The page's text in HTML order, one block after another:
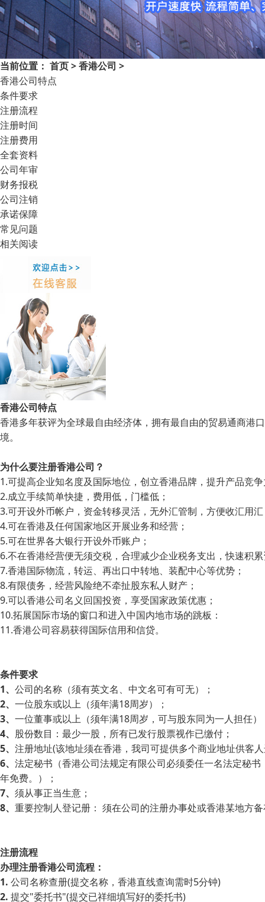
当前位置： 首页>香港公司 >
香港公司特点
条件要求
注册流程
注册时间
注册费用
全套资料
公司年审
财务报税
公司注销
承诺保障
常见问题
相关阅读
香港公司特点
香港多年获评为全球最自由经济体，拥有最自由的贸易通商港
境。
为什么要注册香港公司？
1.可提高企业知名度及国际地位，创立香港品牌，提升产品竞
2.成立手续简单快捷，费用低，门槛低；
3.可开设外币帐户，资金转移灵活，无外汇管制，方便收汇用
4.可在香港及任何国家地区开展业务和经营；
5.可在世界各大银行开设外币账户；
6.不在香港经营便无须交税，合理减少企业税务支出，快速积
7.香港国际物流，转运、再出口中转地、装配中心等优势；
8.有限债务，经营风险绝不牵扯股东私人财产；
9.可以香港公司名义回国投资，享受国家政策优惠；
10.拓展国际市场的窗口和进入中国内地市场的跳板：
11.香港公司容易获得国际信用和信贷。
条件要求
1、 公司的名称（须有英文名、中文名可有可无）；
2、 一位股东或以上（须年满18周岁）；
3、 一位董事或以上（须年满18周岁，可与股东同为一人担任）
4、 股份数目：最少一股，所有已发行股票视作已缴付；
5、 注册地址(该地址须在香港，我司可提供多个商业地址供客
6、 法定秘书（香港公司法规定有限公司必须委任一名法定秘
年免费。）；
7、 须从事正当生意；
8、 重要控制人登记册： 须在公司的注册办事处或香港某地方
注册流程
办理注册香港公司流程：
1. 公司名称查册(提交名称，香港直线查询需时5分钟)
2. 提交"委托书"(提交已祥细填写好的委托书)